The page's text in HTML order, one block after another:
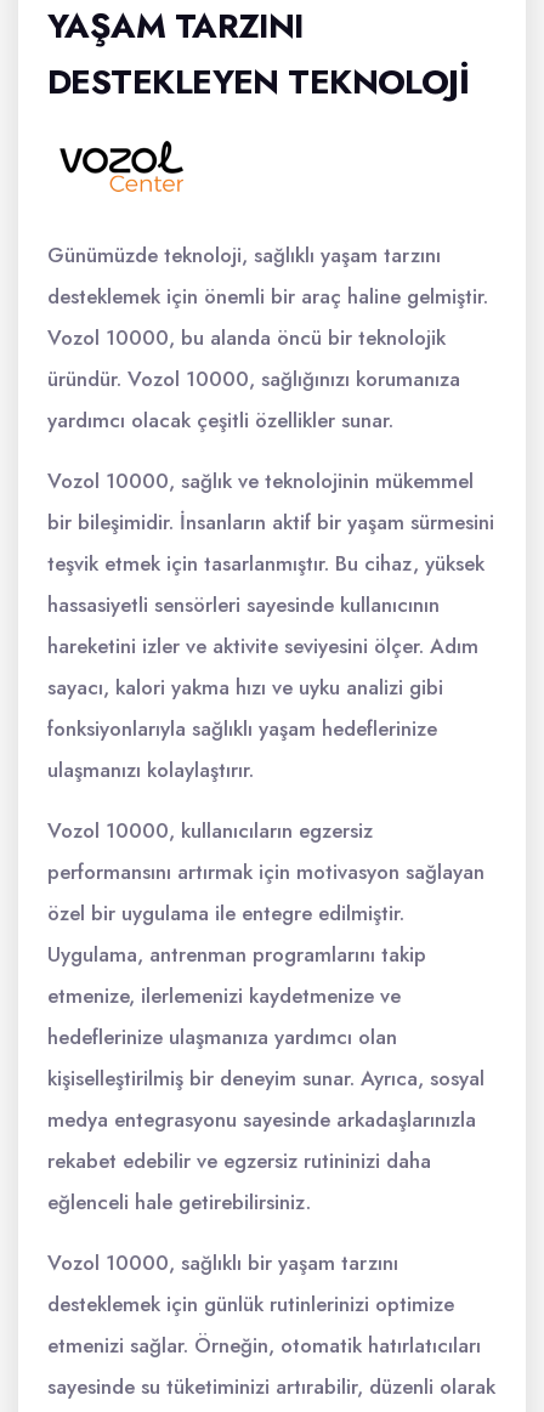
YAŞAM TARZINI
DESTEKLEYEN TEKNOLOJI
Günümüzde teknoloji, sağlıklı yaşam tarzını
desteklemek için önemli bir araç haline gelmiştir.
Vozol 10000, bu alanda öncü bir teknolojik
üründür. Vozol 10000, sağlığınızı korumanıza
yardımcı olacak çeşitli özellikler sunar.
Vozol 10000, sağlık ve teknolojinin mükemmel
bir bileşimidir. İnsanların aktif bir yaşam sürmesini
teşvik etmek için tasarlanmıştır. Bu cihaz, yüksek
hassasiyetli sensörleri sayesinde kullanıcının
hareketini izler ve aktivite seviyesini ölçer. Adım
sayacı, kalori yakma hızı ve uyku analizi gibi
fonksiyonlarıyla sağlıklı yaşam hedeflerinize
ulaşmanızı kolaylaştırır.
Vozol 10000, kullanıcıların egzersiz
performansını artırmak için motivasyon sağlayan
özel bir uygulama ile entegre edilmiştir.
Uygulama, antrenman programlarını takip
etmenize, ilerlemenizi kaydetmenize ve
hedeflerinize ulaşmanıza yardımcı olan
kişiselleştirilmiş bir deneyim sunar. Ayrıca, sosyal
medya entegrasyonu sayesinde arkadaşlarınızla
rekabet edebilir ve egzersiz rutininizi daha
eğlenceli hale getirebilirsiniz.
Vozol 10000, sağlıklı bir yaşam tarzını
desteklemek için günlük rutinlerinizi optimize
etmenizi sağlar. Örneğin, otomatik hatırlatıcıları
sayesinde su tüketiminizi artırabilir, düzenli olarak